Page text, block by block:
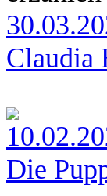
Claudia
Die